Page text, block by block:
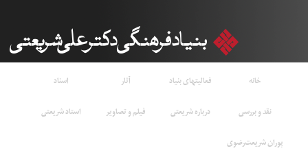
خانه فعالیتهای بنیاد آثار
اسناد
نقد و بررسی
درباره شریعتی فیلم و تصاویر
استاد شریعتی
پوران شریعت‌رضوی